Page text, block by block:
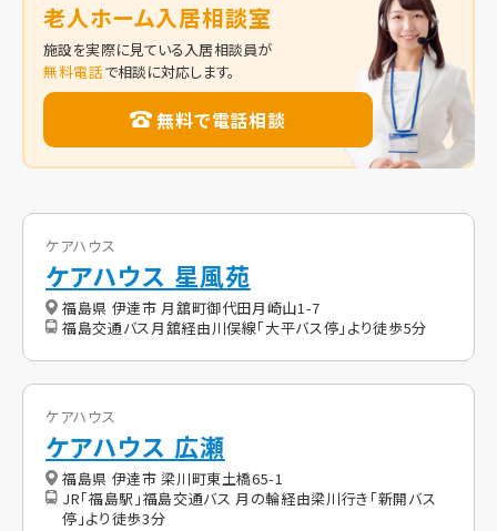
老人ホーム入居相談室
施設を実際に見ている入居相談員が
無料電話で相談に対応します。
無料で電話相談
ケアハウス
ケアハウス 星風苑
福島県 伊達市 月舘町御代田月崎山1-7
福島交通バス月舘経由川俣線「大平バス停」より徒歩5分
ケアハウス
ケアハウス 広瀬
福島県 伊達市 梁川町東土橋65-1
JR「福島駅」福島交通バス 月の輪経由梁川行き「新開バス
停」より徒歩3分